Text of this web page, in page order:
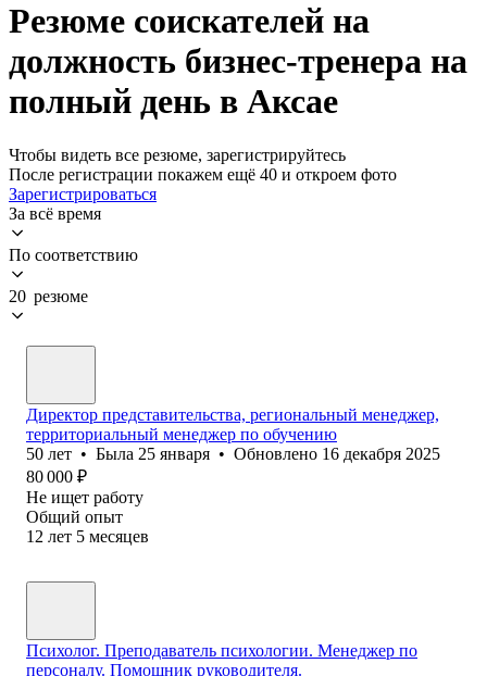
Резюме соискателей на
должность бизнес-тренера на
полный день в Аксае
Чтобы видеть все резюме, зарегистрируйтесь
После регистрации покажем ещё 40 и откроем фото
Зарегистрироваться
За всё время
По соответствию
20 резюме
Директор представительства, региональный менеджер,
территориальный менеджер по обучению
50 лет • Была 25 января • Обновлено 16 декабря 2025
80 000 ₽
Не ищет работу
Общий опыт
12 лет 5 месяцев
Психолог. Преподаватель психологии. Менеджер по
персоналу. Помощник руководителя.